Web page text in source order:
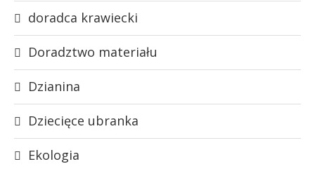
doradca krawiecki
Doradztwo materiału
Dzianina
Dziecięce ubranka
Ekologia